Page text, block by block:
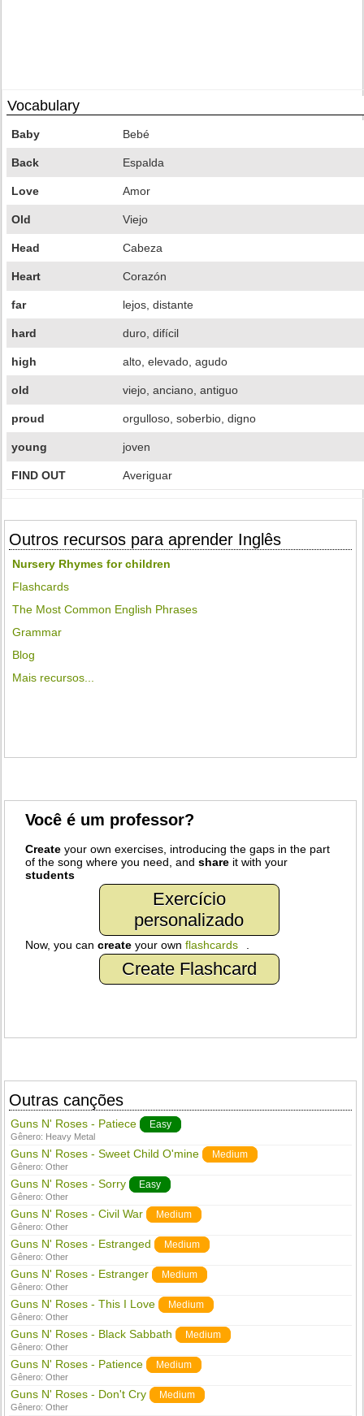
Vocabulary
Baby Bebé
Back Espalda
Love Amor
Old Viejo
Head Cabeza
Heart Corazón
far lejos, distante
hard duro, difícil
high alto, elevado, agudo
old viejo, anciano, antiguo
proud orgulloso, soberbio, digno
young joven
FIND OUT Averiguar
Outros recursos para aprender Inglês
Nursery Rhymes for children
Flashcards
The Most Common English Phrases
Grammar
Blog
Mais recursos...
Você é um professor?
Create your own exercises, introducing the gaps in the part
of the song where you need, andshare it with your
students
Exercício
personalizado
Now, you cancreate your ownflashcards
Create Flashcard
Outras canções
Guns N' Roses - Patiece Easy
Gênero: Heavy Metal
Guns N' Roses - Sweet Child O'mine Medium
Gênero:Other
Guns N' Roses - Sorry Easy
Gênero:Other
Guns N' Roses - Civil War Medium
Gênero:Other
Guns N' Roses - Estranged Medium
Gênero:Other
Guns N' Roses - Estranger Medium
Gênero:Other
Guns N' Roses - This I Love Medium
Gênero:Other
Guns N' Roses - Black Sabbath Medium
Gênero:Other
Guns N' Roses - Patience Medium
Gênero:Other
Guns N' Roses - Don't Cry Medium
Gênero:Other